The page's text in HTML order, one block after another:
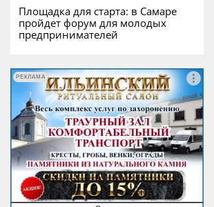
Площадка для старта: в Самаре
пройдет форум для молодых
предпринимателей
РЕКЛАМА